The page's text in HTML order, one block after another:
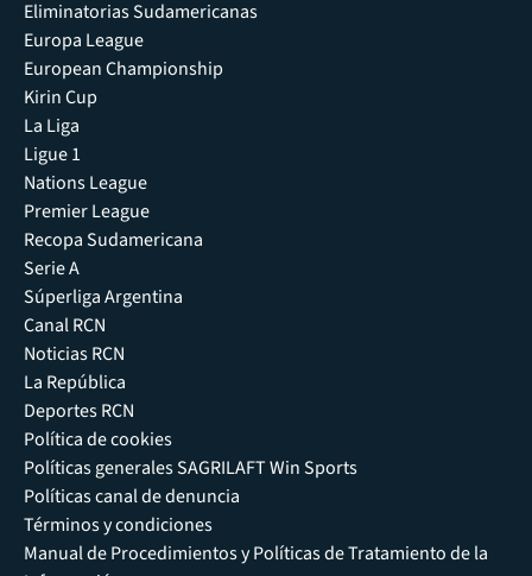
Eliminatorias Sudamericanas
Europa League
European Championship
Kirin Cup
La Liga
Ligue 1
Nations League
Premier League
Recopa Sudamericana
Serie A
Súperliga Argentina
Canal RCN
Noticias RCN
La República
Deportes RCN
Política de cookies
Políticas generales SAGRILAFT Win Sports
Políticas canal de denuncia
Términos y condiciones
Manual de Procedimientos y Políticas de Tratamiento de la